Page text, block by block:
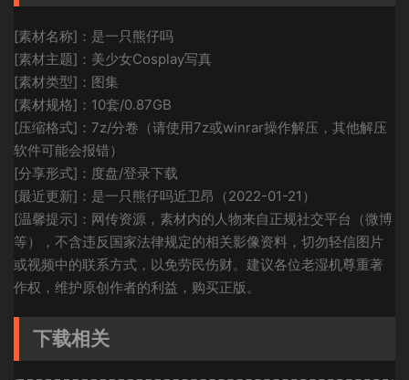
[素材名称]：是一只熊仔吗
[素材主题]：美少女Cosplay写真
[素材类型]：图集
[素材规格]：10套/0.87GB
[压缩格式]：7z/分卷（请使用7z或winrar操作解压，其他解压
软件可能会报错）
[分享形式]：度盘/登录下载
[最近更新]：是一只熊仔吗近卫昂（2022-01-21）
[温馨提示]：网传资源，素材内的人物来自正规社交平台（微博
等），不含违反国家法律规定的相关影像资料，切勿轻信图片
或视频中的联系方式，以免劳民伤财。建议各位老湿机尊重著
作权，维护原创作者的利益，购买正版。
下载相关